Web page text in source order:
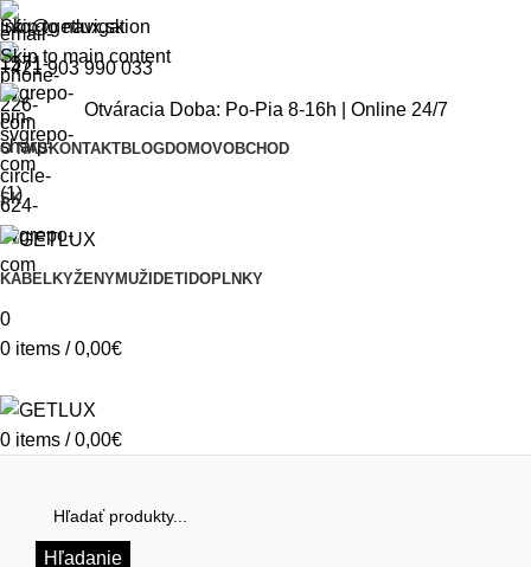
Skip to navigation
Skip to main content
info@getlux.sk
+421 903 990 033
Otváracia Doba: Po-Pia 8-16h | Online 24/7
O NÁSKONTAKTBLOGDOMOVOBCHOD
SK
KABELKYŽENYMUŽI DETI DOPLNKY
0
0 items / 0,00€
0 items / 0,00€
Hľadanie